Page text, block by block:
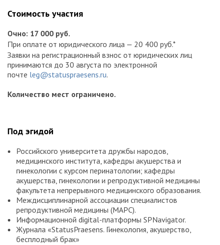
Стоимость участия
Очно: 17 000 руб.
При оплате от юридического лица — 20 400 руб.*
Заявки на регистрационный взнос от юридических лиц
принимаются до 30 августа по электронной
почте leg@statuspraesens.ru.
Количество мест ограничено.
Под эгидой
Российского университета дружбы народов,
медицинского института, кафедры акушерства и
гинекологии с курсом перинатологии; кафедры
акушерства, гинекологии и репродуктивной медицины
факультета непрерывного медицинского образования.
Междисциплинарной ассоциации специалистов
репродуктивной медицины (МАРС).
Информационной digital-платформы SPNavigator.
Журнала «StatusPraesens. Гинекология, акушерство,
бесплодный брак»